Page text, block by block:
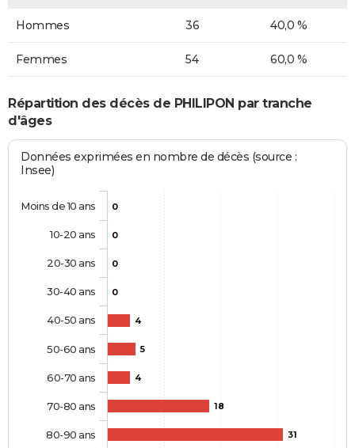
Hommes 36 40,0 %
Femmes 54 60,0 %
Répartition des décès de PHILIPON par tranche
d'âges
Données exprimées en nombre de décès (source :
Insee)
0
0
0
0
4
5
4
18
31
Moins de 10 ans
10-20 ans
20-30 ans
30-40 ans
40-50 ans
50-60 ans
60-70 ans
70-80 ans
80-90 ans